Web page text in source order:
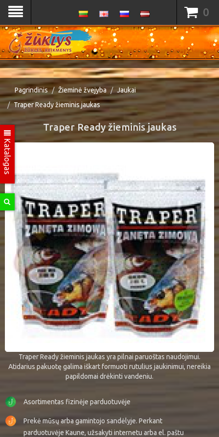
Katalogas
0
Pagrindinis Žieminė žvejyba
Jaukai
Traper Ready žieminis jaukas
Traper Ready žieminis jaukas
Traper Ready žieminis jaukas yra pilnai paruoštas naudojimui.
Atidarius pakuotę galima iškart formuoti rutulius jaukinimui, nereikia
papildomai drėkinti vandeniu.
Asortimentas fizinėje parduotuvėje
Prekė mūsų arba gamintojo sandėlyje. Perkant
parduotuvėje Kaune, užsakyti internetu arba el. paštu